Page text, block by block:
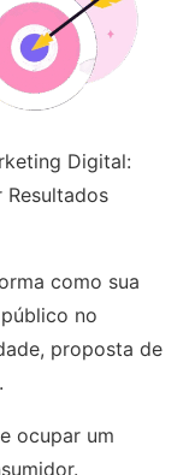
Digital:
Resultados
como sua
no
proposta de
ocupar um